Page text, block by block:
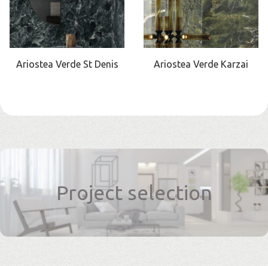
Ariostea Verde St Denis Ariostea Verde Karzai
Project selection